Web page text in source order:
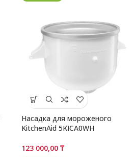
Насадка для мороженого
KitchenAid 5KICA0WH
123 000,00 ₸